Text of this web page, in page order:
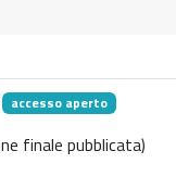
accesso aperto
finale pubblicata)